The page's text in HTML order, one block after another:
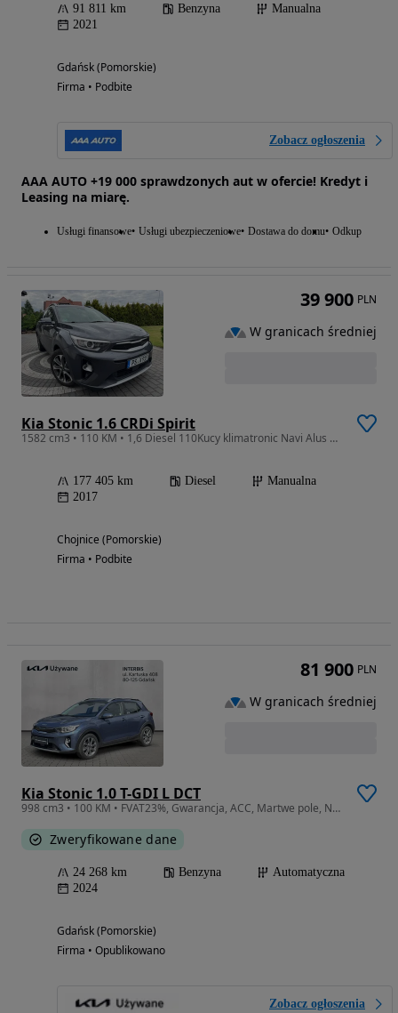
91 811 km Benzyna
Manualna
2021
Gdańsk (Pomorskie)
Firma • Podbite
Zobacz ogłoszenia
AAA AUTO +19 000 sprawdzonych aut w ofercie! Kredyt i
Leasing na miarę.
Usługi finansowe Usługi ubezpieczeniowe Dostawa do domu Odkup
Kia Stonic 1.6 CRDi Spirit
1582 cm3 • 110 KM • 1,6 Diesel 110Kucy klimatronic Navi Alus Kamera BEZWYPADKOWY FULLL
177 405 km Diesel
Manualna
2017
Chojnice (Pomorskie)
Firma • Podbite
39 900 PLN
W granicach średniej
Kia Stonic 1.0 T-GDI L DCT
998 cm3 • 100 KM • FVAT23%, Gwarancja, ACC, Martwe pole, Navi, CarPlay, Półskóra, Kamera
Zweryfikowane dane
24 268 km Benzyna
Automatyczna
2024
Gdańsk (Pomorskie)
Firma • Opublikowano
Zobacz ogłoszenia
81 900 PLN
W granicach średniej